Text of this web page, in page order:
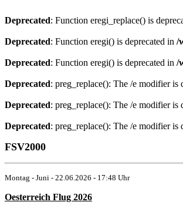
Deprecated: Function eregi_replace() is
Deprecated: Function eregi() is deprecated in /
Deprecated: Function eregi() is deprecated in /
Deprecated: preg_replace(): The /e modifier is
Deprecated: preg_replace(): The /e modifier is
Deprecated: preg_replace(): The /e modifier is
FSV2000
Montag - Juni - 22.06.2026 - 17:48 Uhr
Oesterreich Flug 2026